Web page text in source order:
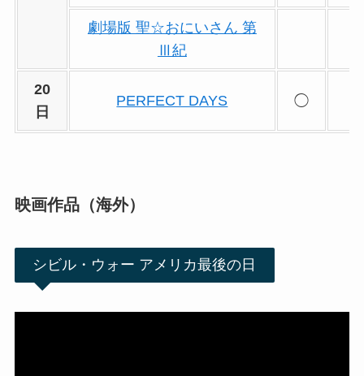
劇場版 聖☆おにいさん 第
Ⅲ紀
20
日
PERFECT DAYS ◯
映画作品（海外）
シビル・ウォー アメリカ最後の日